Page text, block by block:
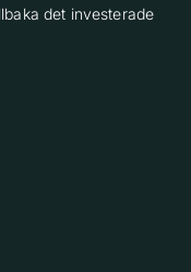
det investerade